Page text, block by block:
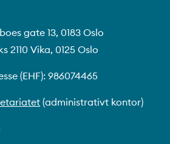
gate 13, 0183 Oslo
2110 Vika, 0125 Oslo
(EHF): 986074465
(administrativt kontor)